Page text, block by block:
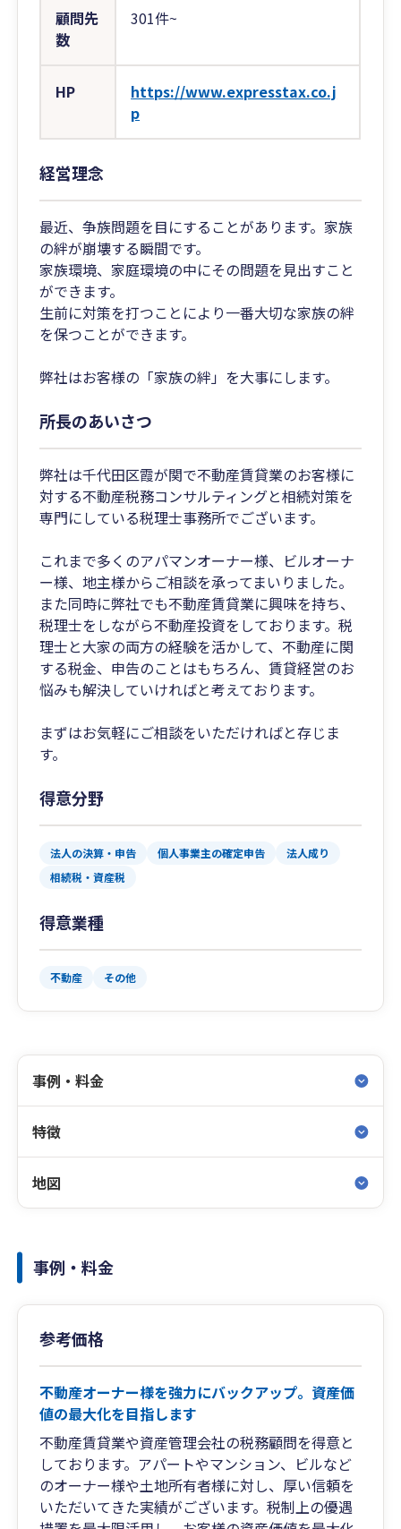
顧問先
数
301件~
HP
https://www.expresstax.co.j
p
経営理念
最近、争族問題を目にすることがあります。家族
の絆が崩壊する瞬間です。
家族環境、家庭環境の中にその問題を見出すこと
ができます。
生前に対策を打つことにより一番大切な家族の絆
を保つことができます。
弊社はお客様の「家族の絆」を大事にします。
所長のあいさつ
弊社は千代田区霞が関で不動産賃貸業のお客様に
対する不動産税務コンサルティングと相続対策を
専門にしている税理士事務所でございます。
これまで多くのアパマンオーナー様、ビルオーナ
ー様、地主様からご相談を承ってまいりました。
また同時に弊社でも不動産賃貸業に興味を持ち、
税理士をしながら不動産投資をしております。税
理士と大家の両方の経験を活かして、不動産に関
する税金、申告のことはもちろん、賃貸経営のお
悩みも解決していければと考えております。
まずはお気軽にご相談をいただければと存じま
す。
得意分野
法人の決算・申告 個人事業主の確定申告
法人成り
相続税・資産税
得意業種
不動産 その他
事例・料金
特徴
地図
事例・料金
参考価格
不動産オーナー様を強力にバックアップ。資産価
値の最大化を目指します
不動産賃貸業や資産管理会社の税務顧問を得意と
しております。アパートやマンション、ビルなど
のオーナー様や土地所有者様に対し、厚い信頼を
いただいてきた実績がございます。税制上の優遇